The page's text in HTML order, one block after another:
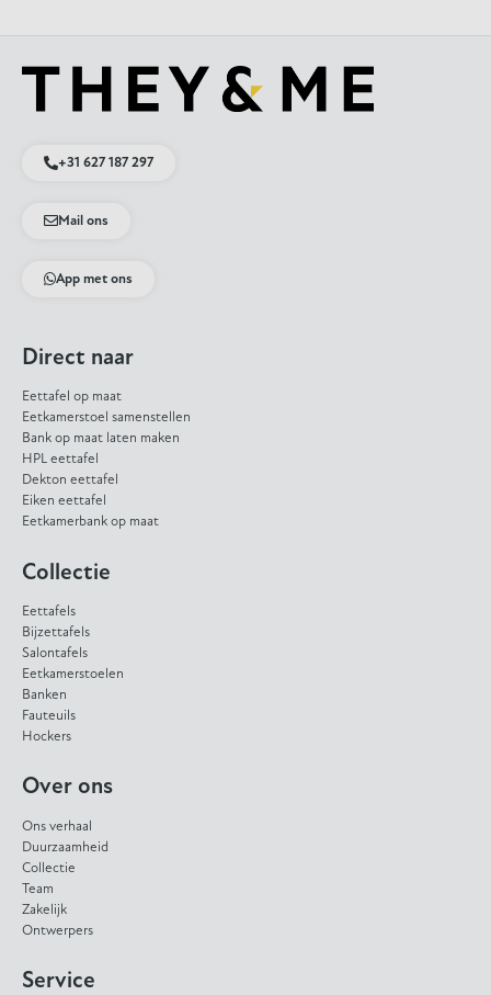
+31 627 187 297
Mail ons
App met ons
Direct naar
Eettafel op maat
Eetkamerstoel samenstellen
Bank op maat laten maken
HPL eettafel
Dekton eettafel
Eiken eettafel
Eetkamerbank op maat
Collectie
Eettafels
Bijzettafels
Salontafels
Eetkamerstoelen
Banken
Fauteuils
Hockers
Over ons
Ons verhaal
Duurzaamheid
Collectie
Team
Zakelijk
Ontwerpers
Service